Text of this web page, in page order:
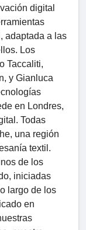
digital
adaptada a las
Los
Taccaliti,
y Gianluca
en Londres,
Todas
una región
textil.
de los
iniciadas
largo de los
en